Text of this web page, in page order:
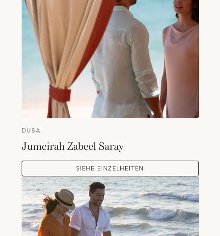
DUBAI
Jumeirah Zabeel Saray
SIEHE EINZELHEITEN